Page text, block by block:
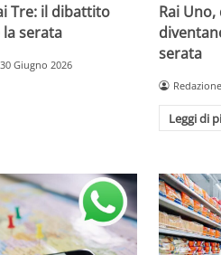
Tre: il dibattito
la serata
30 Giugno 2026
Rai
serata
Redazione
Leggi di